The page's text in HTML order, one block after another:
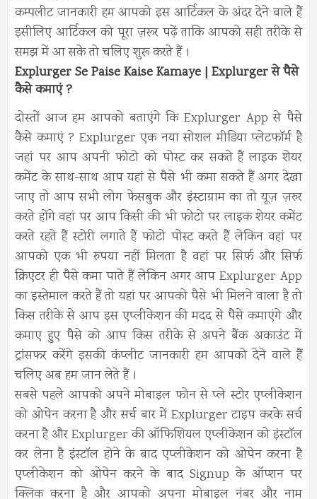
कम्पलीट जानकारी हम आपको इस आर्टिकल के अंदर देने वाले हैं
इसीलिए आर्टिकल को पूरा ज़रूर पढ़ें ताकि आपको सही तरीके से
समझ में आ सके तो चलिए शुरू करते हैं ।
Explurger Se Paise Kaise Kamaye | Explurgerसे पैसे
कैसे कमाएं ?
दोस्तों आज हम आपको बताएंगे कि Explurger App से पैसे
कैसे कमाएं ? Explurger एक नया सोशल मीडिया प्लेटफॉर्म है
जहां पर आप अपनी फोटो को पोस्ट कर सकते हैं लाइक शेयर
कमेंट के साथ-साथ आप यहां से पैसे भी कमा सकते हैं अगर देखा
जाए तो आप सभी लोग फेसबुक और इंस्टाग्राम का तो यूज़ ज़रुर
करते होंगे वहां पर आप किसी की भी फोटो पर लाइक शेयर कमेंट
करते रहते हैं स्टोरी लगाते हैं फोटो पोस्ट करते हैं लेकिन वहां पर
आपको एक भी रुपया नहीं मिलता है वहां पर सिर्फ और सिर्फ
क्रिएटर ही पैसे कमा पाते हैं लेकिन अगर आप Explurger App
का इस्तेमाल करते हैं तो यहां पर आपको पैसे भी मिलने वाला है तो
किस तरीके से आप इस एप्लीकेशन की मदद से पैसे कमाएंगे और
कमाए हुए पैसे को आप किस तरीके से अपने बैंक अकाउंट में
ट्रांसफर करेंगे इसकी कंप्लीट जानकारी हम आपको देने वाले हैं
चलिए अब हम जान लेते हैं ।
सबसे पहले आपको अपने मोबाइल फोन से प्ले स्टोर एप्लीकेशन
को ओपेन करना है और सर्च बार में Explurger टाइप करके सर्च
करना है और Explurger की ऑफिशियल एप्लीकेशन को इंस्टॉल
कर लेना है इंस्टॉल होने के बाद एप्लीकेशन को ओपेन करना है
एप्लीकेशन को ओपेन करने के बाद Signup के ऑप्शन पर
क्लिक करना है और आपको अपना मोबाइल नंबर और नाम